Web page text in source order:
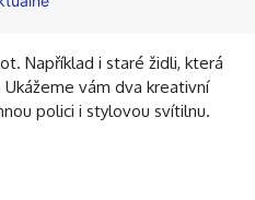
Například i staré židli, která
vám dva kreativní
polici i stylovou svítilnu.